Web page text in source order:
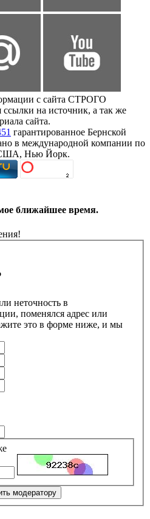
с сайта СТРОГО
на источник, а так же
сайта.
гарантированное Бернской
в международной компании по
США, Нью Йорк.
ближайшее время.
неточность в
поменялся адрес или
это в форме ниже, и мы
модератору